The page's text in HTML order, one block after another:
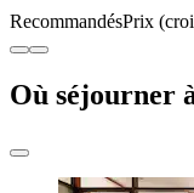
RecommandésPrix
Où séjourner